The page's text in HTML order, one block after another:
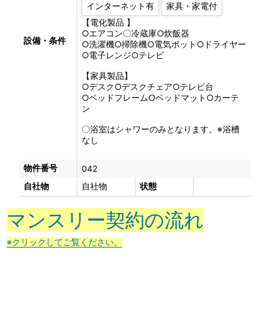
設備・条件
インターネット有 家具・家電付
【電化製品 】
○エアコン〇冷蔵庫○炊飯器
○洗濯機○掃除機○電気ポット○ドライヤー
○電子レンジ○テレビ
【家具製品】
○デスク○デスクチェア○テレビ台
○ベッドフレーム○ベッドマット○カーテ
ン
〇浴室はシャワーのみとなります。※浴槽
なし
物件番号
042
自社物
自社物 状態
マンスリー契約の流れ
※クリックしてご覧ください。